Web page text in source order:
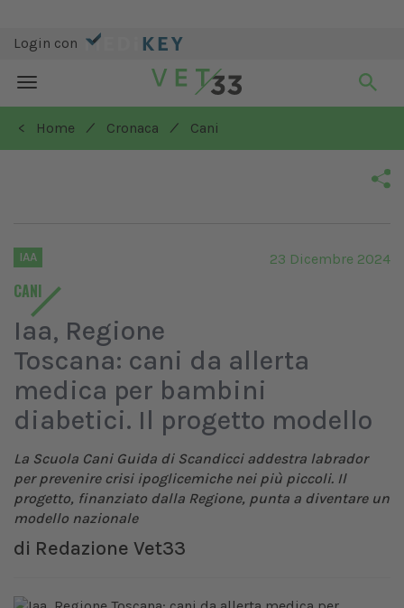
Login con
Toggle
navigation
< Home
/ Cronaca / Cani
IAA
CANI
23 Dicembre 2024
Iaa, Regione
Toscana: cani da allerta
medica per bambini
diabetici. Il progetto modello
La Scuola Cani Guida di Scandicci addestra labrador
per prevenire crisi ipoglicemiche nei più piccoli. Il
progetto, finanziato dalla Regione, punta a diventare un
modello nazionale
di Redazione Vet33